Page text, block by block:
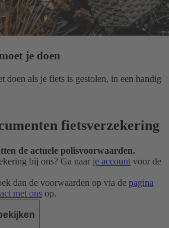
je doen
doen als je fiets is gestolen, in een handig
fiets­verzekering
de actuele polisvoorwaarden.
bij ons? Ga naar je account voor de
dan de voorwaarden op via de pagina
met ons op.